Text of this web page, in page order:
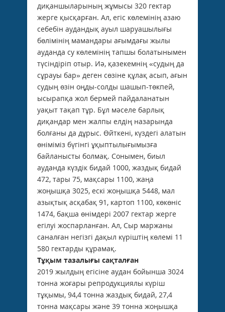
диқаншыларының жұмысы 320 гектар
жерге қысқарған. Ал, егіс көлемінің азаю
себебін аудандық ауыл шаруашылығы
бөлімінің мамандары ағымдағы жылы
ауданда су көлемінің тапшы болатынымен
түсіндіріп отыр. Иә, қазекемнің «судың да
сұрауы бар» деген сөзіне құлақ асып, ағын
судың өзін оңды-солды шашып-төкпей,
ысырапқа жол бермей пайдаланатын
уақыт тақап тұр. Бұл мәселе барлық
диқандар мен жалпы елдің назарында
болғаны да дұрыс. Өйткені, күздегі алатын
өніміміз бүгінгі ұқыптылығымызға
байланысты болмақ. Сонымен, биыл
ауданда күздік бидай 1000, жаздық бидай
472, тары 75, мақсары 1100, жаңа
жоңышқа 3025, ескі жоңышқа 5448, мал
азықтық асқабақ 91, картоп 1100, көкөніс
1474, бақша өнімдері 2007 гектар жерге
егілуі жоспарланған. Ал, Сыр маржаны
саналған негізгі дақыл күріштің көлемі 11
580 гектарды құрамақ.
Тұқым тазалығы сақталған
2019 жылдың егісіне аудан бойынша 3024
тонна жоғары репродукциялы күріш
тұқымы, 94,4 тонна жаздық бидай, 27,4
тонна мақсары және 39 тонна жоңышқа